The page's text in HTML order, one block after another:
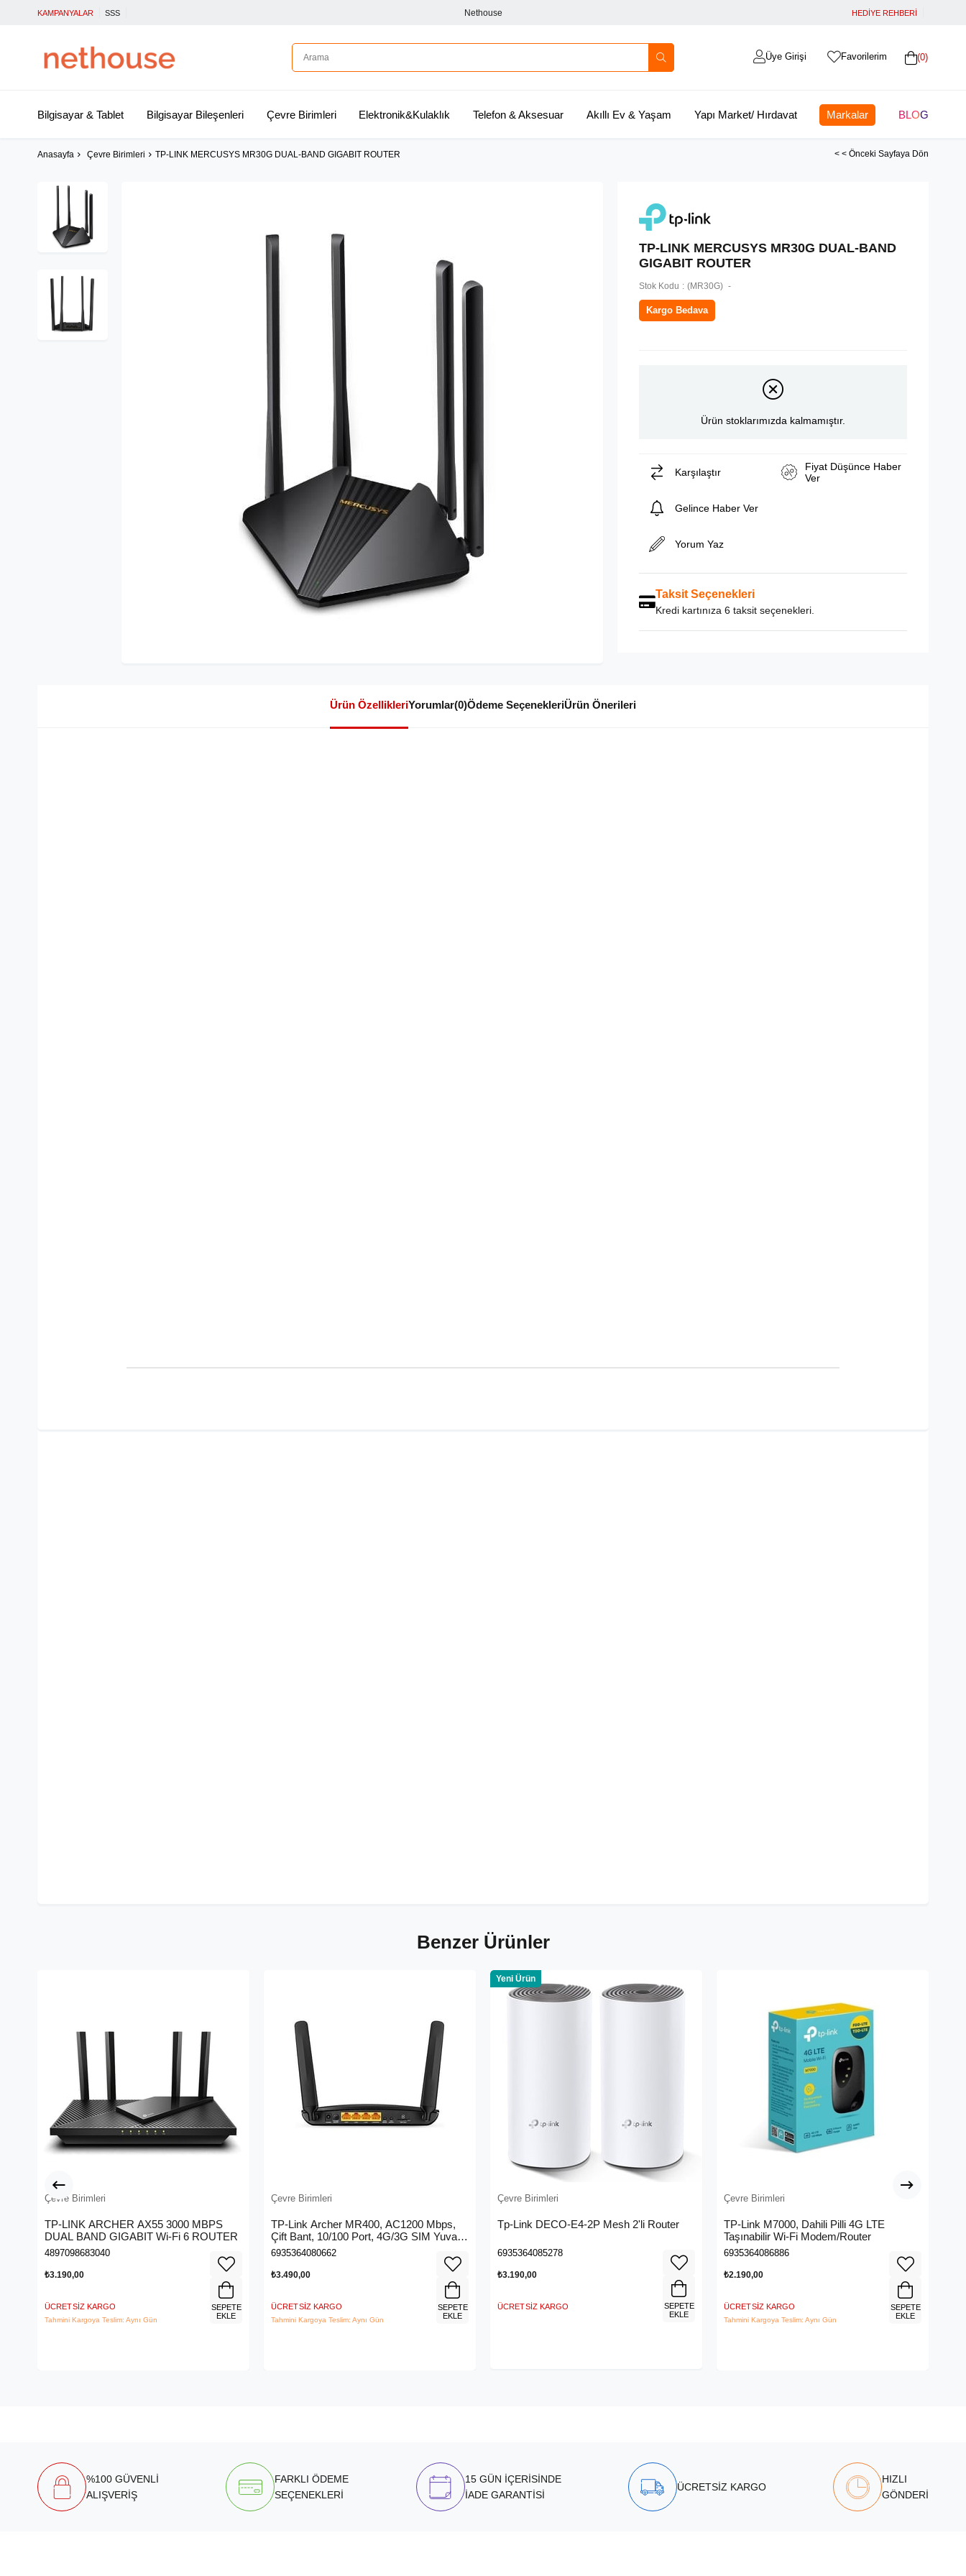
KAMPANYALAR SSS Nethouse HEDİYE REHBERİ
0
Favorilerim
Üye Girişi
Bilgisayar & Tablet Bilgisayar Bileşenleri Çevre Birimleri Elektronik&Kulaklık Telefon & Aksesuar Akıllı Ev & Yaşam Yapı Market/ Hırdavat Markalar BLOG
Anasayfa Çevre Birimleri TP-LINK MERCUSYS MR30G DUAL-BAND GIGABIT ROUTER < < Önceki Sayfaya Dön
TP-LINK MERCUSYS MR30G DUAL-BAND
GIGABIT ROUTER
Stok Kodu (MR30G)
Kargo Bedava
Ürün stoklarımızda kalmamıştır.
Karşılaştır
Fiyat Düşünce Haber
Ver
Gelince Haber Ver
Yorum Yaz
Taksit Seçenekleri
Kredi kartınıza 6 taksit seçenekleri.
Ürün ÖzellikleriYorumlar(0)Ödeme SeçenekleriÜrün Önerileri
Benzer Ürünler
Çevre Birimleri
TP-LINK ARCHER AX55 3000 MBPS
DUAL BAND GIGABIT Wi-Fi 6 ROUTER
4897098683040
₺3.190,00
ÜCRETSIZ KARGO
Tahmini Kargoya Teslim: Aynı Gün
SEPETE
EKLE
Çevre Birimleri
TP-Link Archer MR400, AC1200 Mbps,
Çift Bant, 10/100 Port, 4G/3G SIM Yuvası,
Kablosuz 4G LTE Router
6935364080662
₺3.490,00
ÜCRETSIZ KARGO
Tahmini Kargoya Teslim: Aynı Gün
SEPETE
EKLE
Çevre Birimleri
Tp-Link DECO-E4-2P Mesh 2'li Router
6935364085278
₺3.190,00
ÜCRETSIZ KARGO
Yeni Ürün
SEPETE
EKLE
Çevre Birimleri
TP-Link M7000, Dahili Pilli 4G LTE
Taşınabilir Wi-Fi Modem/Router
6935364086886
₺2.190,00
ÜCRETSIZ KARGO
Tahmini Kargoya Teslim: Aynı Gün
SEPETE
EKLE
%100 GÜVENLİ
ALIŞVERİŞ
FARKLI ÖDEME
SEÇENEKLERİ
15 GÜN İÇERİSİNDE
İADE GARANTİSİ
ÜCRETSİZ KARGO
HIZLI
GÖNDERİ